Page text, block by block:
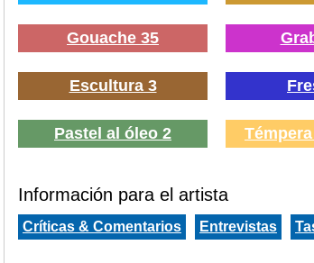
Gouache 35
Escultura 3
Pastel al óleo 2
Información para el artista
Críticas & Comentarios Entrevistas